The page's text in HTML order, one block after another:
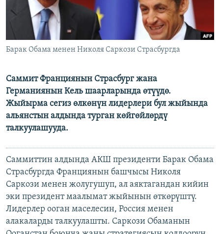
Барак Обама менен Николя Саркози Страсбургда
Саммит Франциянын Страсбург жана
Германиянын Кель шаарларында өтүүдө.
Жыйырма сегиз өлкөнүн лидерлери бул жыйында
альянстын алдында турган көйгөйлөрдү
талкуулашууда.
Саммиттин алдында АКШ президенти Барак Обама
Страсбургда Франциянын башчысы Николя
Саркози менен жолугушуп, ал аяктагандан кийин
эки президент маалымат жыйынын өткөрүштү.
Лидерлер ооган маселесин, Россия менен
алакаларды талкуулашты. Саркози Обаманын